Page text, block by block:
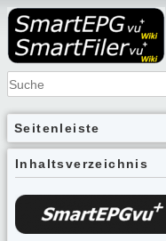
Seitenleiste
Inhaltsverzeichnis